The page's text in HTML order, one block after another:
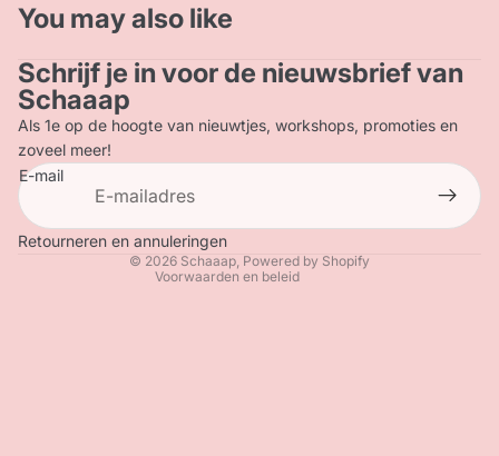
You may also like
Schrijf je in voor de nieuwsbrief van
Schaaap
Als 1e op de hoogte van nieuwtjes, workshops, promoties en
zoveel meer!
E-mail
Retourneren en annuleringen
© 2026 Schaaap, Powered by Shopify
Voorwaarden en beleid
Privacybeleid
Terugbetalingsbeleid
Contactgegevens
Algemene voorwaarden
Wettelijke kennisgeving